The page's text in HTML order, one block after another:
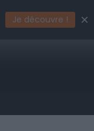
Je découvre ! ×